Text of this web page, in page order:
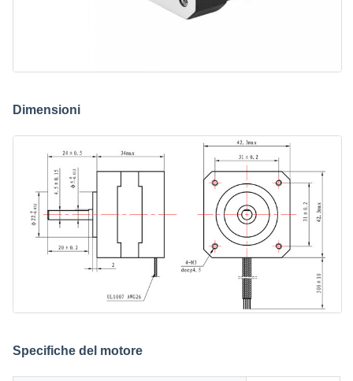
Dimensioni
Specifiche del motore